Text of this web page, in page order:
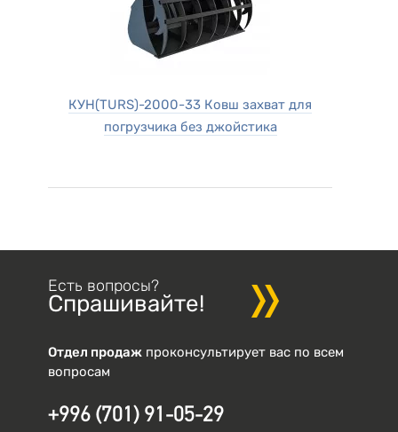
КУН(TURS)-2000-33 Ковш захват для
погрузчика без джойстика
Есть вопросы?
Спрашивайте!
Отдел продаж проконсультирует вас по всем
вопросам
+996 (701) 91-05-29